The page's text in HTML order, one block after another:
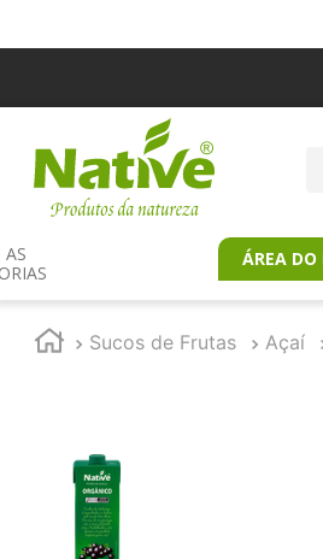
ÁREA DO
Sucos de Frutas Açaí